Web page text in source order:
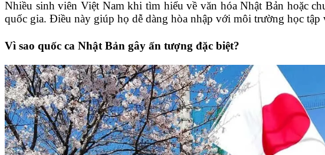
Nhiều sinh viên Việt Nam khi tìm hiểu về văn hóa Nhật Bản hoặc
quốc gia. Điều này giúp họ dễ dàng hòa nhập với môi trường học
Vì sao quốc ca Nhật Bản gây ấn tượng đặc biệt?